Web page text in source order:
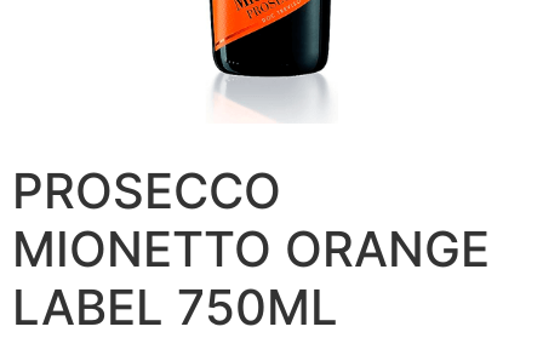
PROSECCO
MIONETTO ORANGE
LABEL 750ML